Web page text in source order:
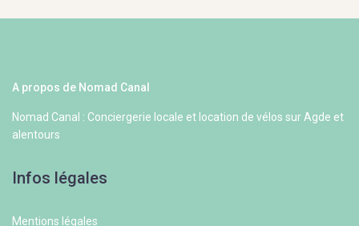
A propos de Nomad Canal
Nomad Canal : Conciergerie locale et location de vélos sur Agde et
alentours
Infos légales
Mentions légales